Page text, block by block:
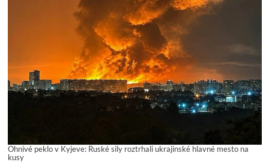
Ohnivé peklo v Kyjeve: Ruské sily roztrhali ukrajinské hlavné mesto na
kusy